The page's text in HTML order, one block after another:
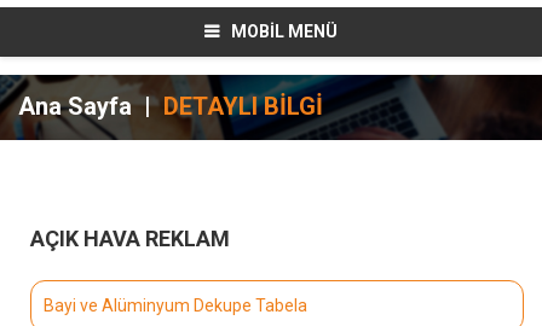
MOBİL MENÜ
Ana Sayfa | DETAYLI BİLGİ
AÇIK HAVA REKLAM
Bayi ve Alüminyum Dekupe Tabela